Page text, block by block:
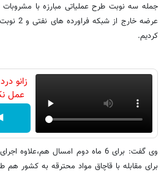
عرضه
کردیم.
زانو
عمل
برای مقابله با قاچاق مواد محترقه به کشور